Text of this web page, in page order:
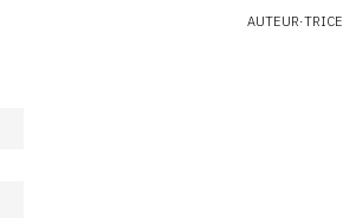
AUTEUR·TRICE